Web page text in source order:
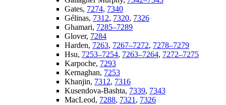
Gates, 7274, 7340
Gélinas, 7312, 7320, 7326
Ghamari, 7285–7289
Glover, 7284
Harden, 7263, 7267–7272, 7278–7279
Hsu, 7253–7254, 7263–7264, 7272–7275
Karpoche, 7293
Kernaghan, 7253
Khanjin, 7312, 7316
Kusendova-Bashta, 7339, 7343
MacLeod, 7288, 7321, 7326